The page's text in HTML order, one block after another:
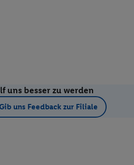
uns besser zu werden
uns Feedback zur Filiale